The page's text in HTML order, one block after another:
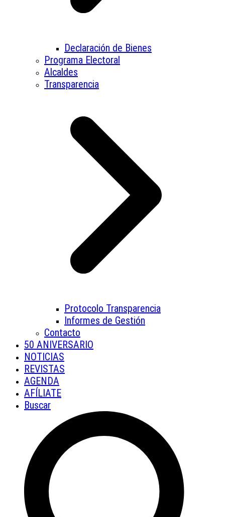
Declaración de Bienes
Programa Electoral
Alcaldes
Transparencia
Protocolo Transparencia
Informes de Gestión
Contacto
50 ANIVERSARIO
NOTICIAS
REVISTAS
AGENDA
AFÍLIATE
Buscar